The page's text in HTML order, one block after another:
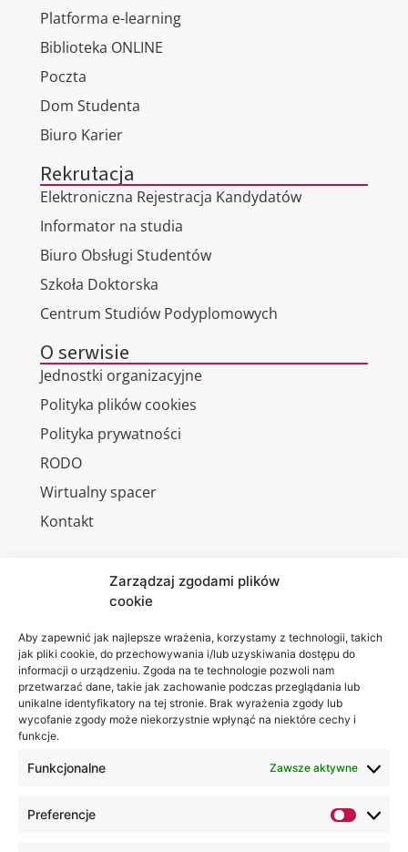
Zarządzaj zgodami plików
cookie
Aby zapewnić jak najlepsze wrażenia, korzystamy z technologii, takich
jak pliki cookie, do przechowywania i/lub uzyskiwania dostępu do
informacji o urządzeniu. Zgoda na te technologie pozwoli nam
przetwarzać dane, takie jak zachowanie podczas przeglądania lub
unikalne identyfikatory na tej stronie. Brak wyrażenia zgody lub
wycofanie zgody może niekorzystnie wpłynąć na niektóre cechy i
funkcje.
Funkcjonalne Zawsze aktywne
Preferencje
Platforma e-learning
Biblioteka ONLINE
Poczta
Dom Studenta
Biuro Karier
Rekrutacja
Elektroniczna Rejestracja Kandydatów
Informator na studia
Biuro Obsługi Studentów
Szkoła Doktorska
Centrum Studiów Podyplomowych
O serwisie
Jednostki organizacyjne
Polityka plików cookies
Polityka prywatności
RODO
Wirtualny spacer
Kontakt
Akademia
WSEI
ul.
Projektowa
4